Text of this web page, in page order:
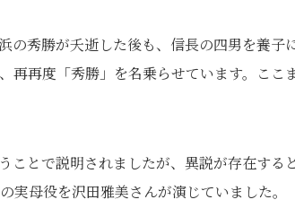
の秀勝が夭逝した後も、信長の四男を養子
再再度「秀勝」を名乗らせています。ここ
ことで説明されましたが、異説が存在する
実母役を沢田雅美さんが演じていました。